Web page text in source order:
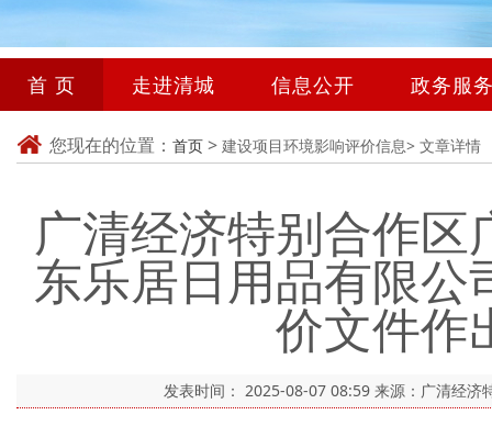
首 页 走进清城 信息公开 政务服
您现在的位置： 首页 > 建设项目环境影响评价信息> 文章详情
广清经济特别合作
东乐居日用品有限
价文件作
发表时间： 2025-08-07 08:59 来源：广清经